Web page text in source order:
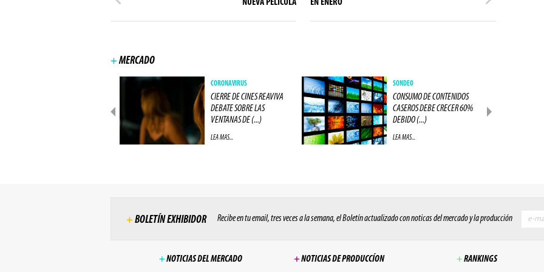
NUEVA PELÍCULA
EN ENERO
+MERCADO
CORONAVIRUS
CIERRE DE CINES REAVIVA
DEBATE SOBRE LAS
VENTANAS DE (...)
LEA MAS...
SONDEO
CONSUMO DE CONTENIDOS
CASEROS DEBE CRECER 60%
DEBIDO (...)
LEA MAS...
+ BOLETÍN EXHIBIDOR Recibe en tu email, tres veces a la semana, el Boletín actualizado con noticas del mercado y la producción
+NOTICIAS DEL MERCADO +NOTICIAS DE PRODUCCÍON +RANKINGS